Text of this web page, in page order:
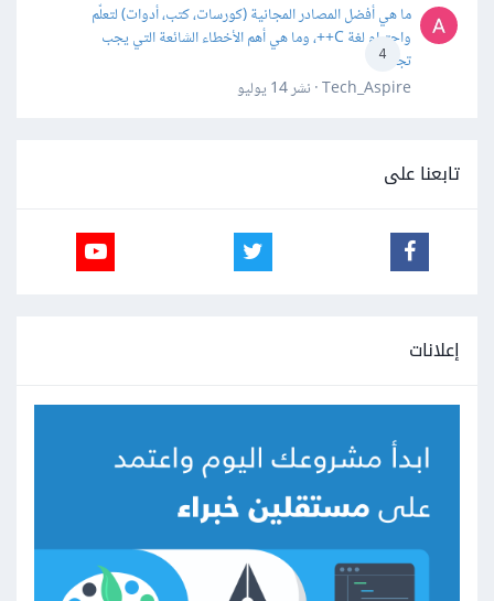
4
ما هي أفضل المصادر المجانية (كورسات، كتب، أدوات) لتعلّم
واحترام لغة C++، وما هي أهم الأخطاء الشائعة التي يجب
تجنبها؟
Tech_Aspire · نشر
14 يوليو
تابعنا على
إعلانات